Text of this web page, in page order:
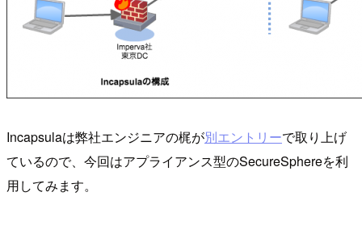
Incapsulaは弊社エンジニアの梶が別エントリーで取り上げ
ているので、今回はアプライアンス型のSecureSphereを利
用してみます。